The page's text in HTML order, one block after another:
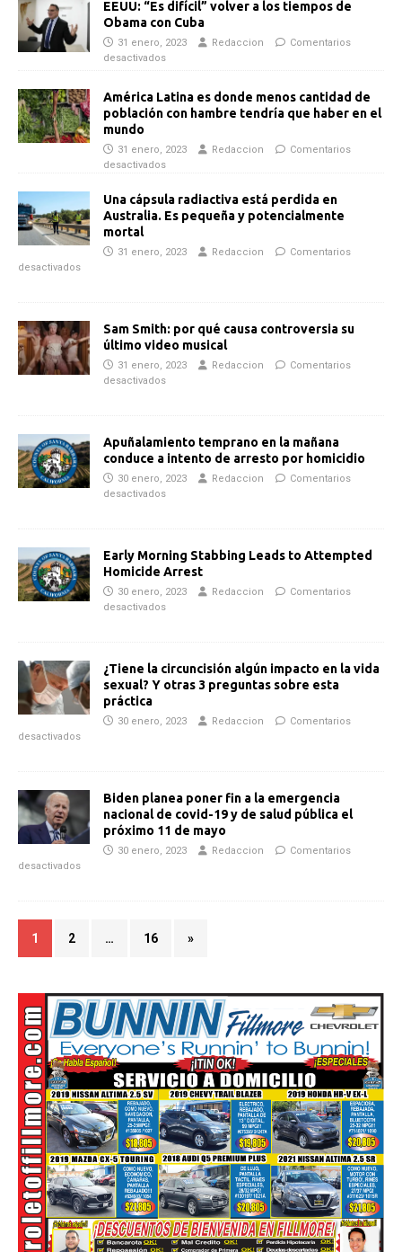
EEUU: “Es difícil” volver a los tiempos de
Obama con Cuba
31 enero, 2023 Redaccion
Comentarios
desactivados
América Latina es donde menos cantidad de
población con hambre tendría que haber en el
mundo
31 enero, 2023 Redaccion
Comentarios
desactivados
Una cápsula radiactiva está perdida en
Australia. Es pequeña y potencialmente
mortal
31 enero, 2023 Redaccion
Comentarios
desactivados
Sam Smith: por qué causa controversia su
último video musical
31 enero, 2023 Redaccion
Comentarios
desactivados
Apuñalamiento temprano en la mañana
conduce a intento de arresto por homicidio
30 enero, 2023 Redaccion
Comentarios
desactivados
Early Morning Stabbing Leads to Attempted
Homicide Arrest
30 enero, 2023 Redaccion
Comentarios
desactivados
¿Tiene la circuncisión algún impacto en la vida
sexual? Y otras 3 preguntas sobre esta
práctica
30 enero, 2023 Redaccion
Comentarios
desactivados
Biden planea poner fin a la emergencia
nacional de covid-19 y de salud pública el
próximo 11 de mayo
30 enero, 2023 Redaccion
Comentarios
desactivados
1 2 … 16 »